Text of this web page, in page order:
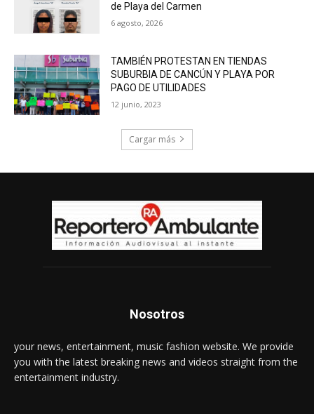
de Playa del Carmen
6 agosto, 2026
TAMBIÉN PROTESTAN EN TIENDAS
SUBURBIA DE CANCÚN Y PLAYA POR
PAGO DE UTILIDADES
12 junio, 2023
Cargar más
Nosotros
your news, entertainment, music fashion website. We provide
you with the latest breaking news and videos straight from the
entertainment industry.